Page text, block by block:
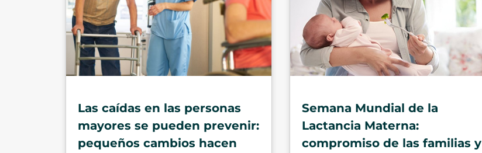
Las caídas en las personas
mayores se pueden prevenir:
pequeños cambios hacen
Semana Mundial de la
Lactancia Materna:
compromiso de las familias y